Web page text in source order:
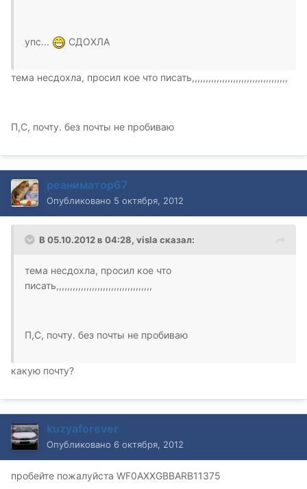
упс... СДОХЛА
тема несдохла, просил кое что писать,,,,,,,,,,,,,,,,,,,,,,,,,,,,,,,,,,,
П,С, почту. без почты не пробиваю
реаниматор67
Опубликовано 5 октября, 2012
В 05.10.2012 в 04:28, visla сказал:
тема несдохла, просил кое что
писать,,,,,,,,,,,,,,,,,,,,,,,,,,,,,,,,,,,
П,С, почту. без почты не пробиваю
какую почту?
kuzyaforever
Опубликовано 6 октября, 2012
пробейте пожалуйста WF0AXXGBBARB11375